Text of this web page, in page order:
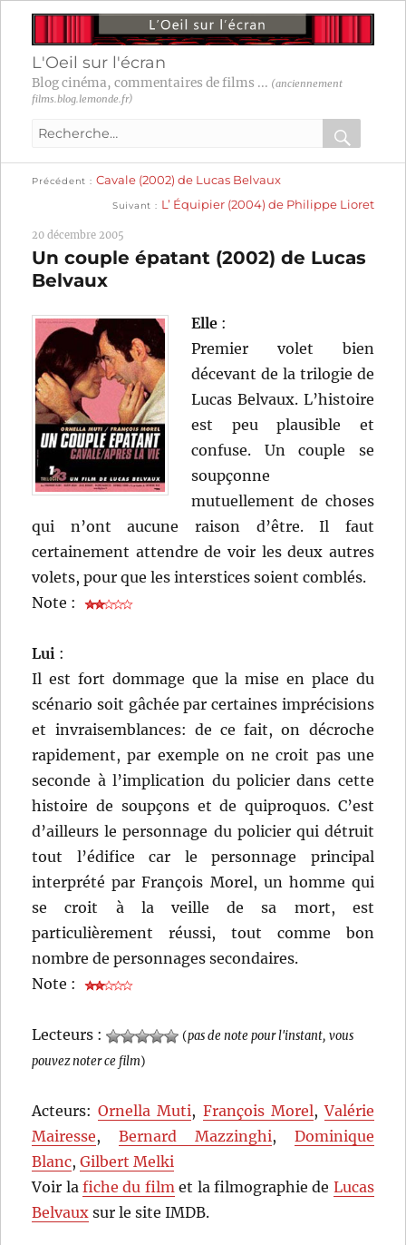
L'Oeil sur l'écran
Blog cinéma, commentaires de films ... (anciennement
films.blog.lemonde.fr)
Recherche
:
OK
Navigation
l’article
Précédent
précédente :
Cavale (2002) de Lucas Belvaux
Suivant
Publication
suivante :
L’ Équipier (2004) de Philippe Lioret
20 décembre 2005
Un couple épatant (2002) de Lucas
Belvaux
Elle :
Premier volet bien
décevant de la trilogie de
Lucas Belvaux. L’histoire
est peu plausible et
confuse. Un couple se
soupçonne
mutuellement de choses
qui n’ont aucune raison d’être. Il faut
certainement attendre de voir les deux autres
volets, pour que les interstices soient comblés.
Note :
Lui :
Il est fort dommage que la mise en place du
scénario soit gâchée par certaines imprécisions
et invraisemblances: de ce fait, on décroche
rapidement, par exemple on ne croit pas une
seconde à l’implication du policier dans cette
histoire de soupçons et de quiproquos. C’est
d’ailleurs le personnage du policier qui détruit
tout l’édifice car le personnage principal
interprété par François Morel, un homme qui
se croit à la veille de sa mort, est
particulièrement réussi, tout comme bon
nombre de personnages secondaires.
Note :
Lecteurs : (pas de note pour l'instant, vous
pouvez noter ce film)
Acteurs:Ornella Muti, François Morel,Valérie
Mairesse,Bernard Mazzinghi, Dominique
Blanc,Gilbert Melki
Voir lafiche du filmet la filmographie de Lucas
Belvaux sur le site IMDB.